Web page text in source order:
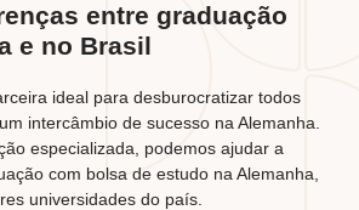
entre graduação
e no Brasil
ideal para desburocratizar todos
intercâmbio de sucesso na Alemanha.
especializada, podemos ajudar a
com bolsa de estudo na Alemanha,
universidades do país.